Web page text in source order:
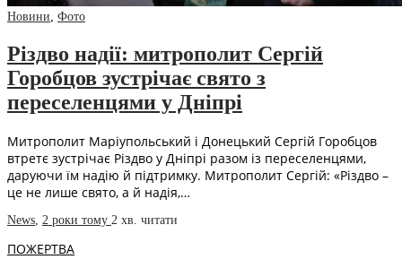
Новини, Фото
Різдво надії: митрополит Сергій
Горобцов зустрічає свято з
переселенцями у Дніпрі
Митрополит Маріупольський і Донецький Сергій Горобцов
втретє зустрічає Різдво у Дніпрі разом із переселенцями,
даруючи їм надію й підтримку. Митрополит Сергій: «Різдво –
це не лише свято, а й надія,…
News, 2 роки тому 2 хв. читати
ПОЖЕРТВА